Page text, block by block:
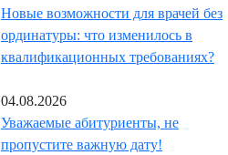
Новые возможности для врачей без
ординатуры: что изменилось в
квалификационных требованиях?
04.08.2026
Уважаемые абитуриенты, не
пропустите важную дату!